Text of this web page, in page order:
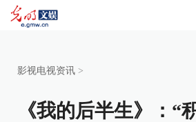
影视电视资讯 >
《我的后半生》：“